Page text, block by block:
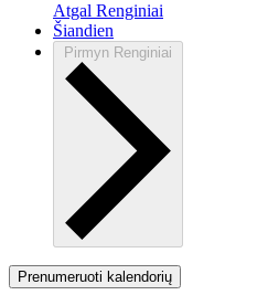
Atgal Renginiai
Šiandien
Pirmyn Renginiai
Prenumeruoti kalendorių